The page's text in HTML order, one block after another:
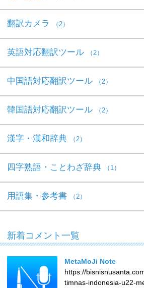
翻訳カメラ （2）
英語対応翻訳ツール （2）
中国語対応翻訳ツール （2）
韓国語対応翻訳ツール （2）
漢字・漢和辞典 （2）
四字熟語・ことわざ辞典 （1）
用語集・参考書 （2）
新着コメント一覧
MetaMoJi Note
https://
timnas-indonesia-u22-